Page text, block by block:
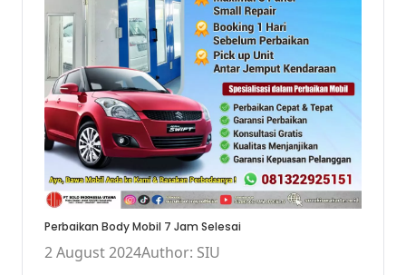
Perbaikan Body Mobil 7 Jam Selesai
2 August 2024Author: SIU